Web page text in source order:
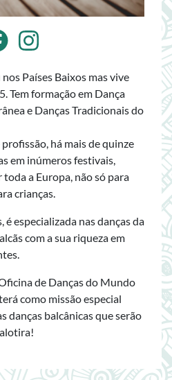
Facebook
Instagram
nos Países Baixos mas vive
Tem formação em Dança
e Danças Tradicionais do
há mais de quinze
em inúmeros festivais,
a Europa, não só para
crianças.
é especializada nas danças da
com a sua riqueza em
de Danças do Mundo
como missão especial
danças balcânicas que serão